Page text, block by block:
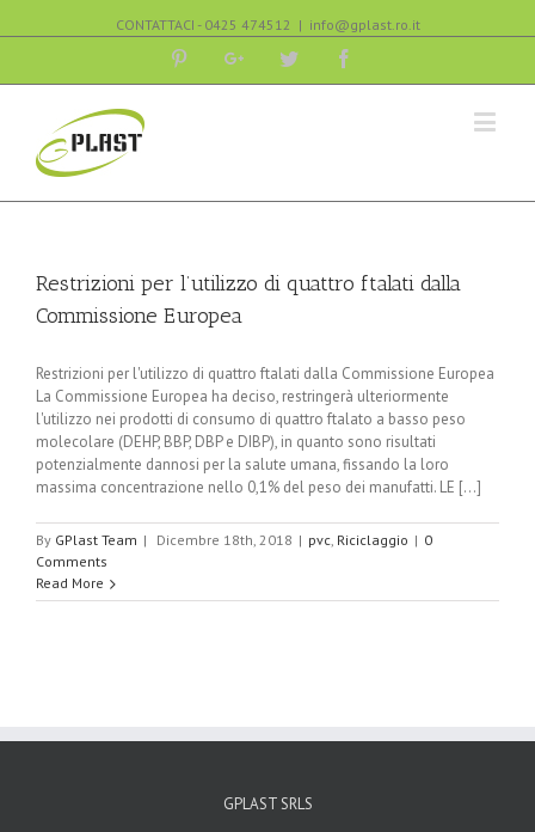
CONTATTACI - 0425 474512 | info@gplast.ro.it
PinterestGoogle+Twitter
Restrizioni per l’utilizzo di quattro ftalati dalla
Commissione Europea
Restrizioni per l'utilizzo di quattro ftalati dalla Commissione Europea
La Commissione Europea ha deciso, restringerà ulteriormente
l'utilizzo nei prodotti di consumo di quattro ftalato a basso peso
molecolare (DEHP, BBP, DBP e DIBP), in quanto sono risultati
potenzialmente dannosi per la salute umana, fissando la loro
massima concentrazione nello 0,1% del peso dei manufatti. LE [...]
By GPlast Team | Dicembre 18th, 2018 | pvc, Riciclaggio | 0
Comments
Read More
GPLAST SRLS